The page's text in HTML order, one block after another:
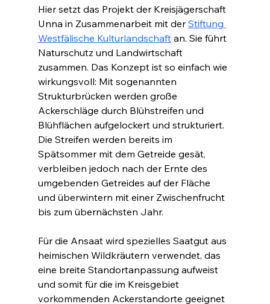
Hier setzt das Projekt der Kreisjägerschaft
Unna in Zusammenarbeit mit der Stiftung
Westfälische Kulturlandschaft an. Sie führt
Naturschutz und Landwirtschaft
zusammen. Das Konzept ist so einfach wie
wirkungsvoll: Mit sogenannten
Strukturbrücken werden große
Ackerschläge durch Blühstreifen und
Blühflächen aufgelockert und strukturiert.
Die Streifen werden bereits im
Spätsommer mit dem Getreide gesät,
verbleiben jedoch nach der Ernte des
umgebenden Getreides auf der Fläche
und überwintern mit einer Zwischenfrucht
bis zum übernächsten Jahr.
Für die Ansaat wird spezielles Saatgut aus
heimischen Wildkräutern verwendet, das
eine breite Standortanpassung aufweist
und somit für die im Kreisgebiet
vorkommenden Ackerstandorte geeignet